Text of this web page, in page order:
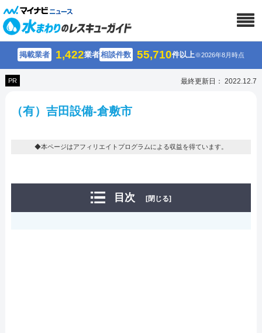
掲載業者 1,422業者相談件数 55,710件以上※2026年8月時点
PR 最終更新日： 2022.12.7
（有）吉田設備-倉敷市
◆本ページはアフィリエイトプログラムによる収益を得ています。
目次 [閉じる]